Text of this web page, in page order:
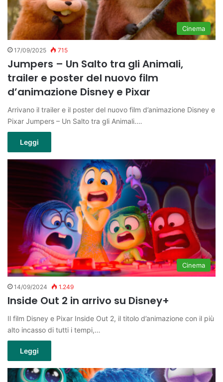
Cinema
17/09/2025 715
Jumpers – Un Salto tra gli Animali,
trailer e poster del nuovo film
d’animazione Disney e Pixar
Arrivano il trailer e il poster del nuovo film d’animazione Disney e
Pixar Jumpers – Un Salto tra gli Animali.…
Leggi
Cinema
14/09/2024 1.249
Inside Out 2 in arrivo su Disney+
Il film Disney e Pixar Inside Out 2, il titolo d’animazione con il più
alto incasso di tutti i tempi,…
Leggi